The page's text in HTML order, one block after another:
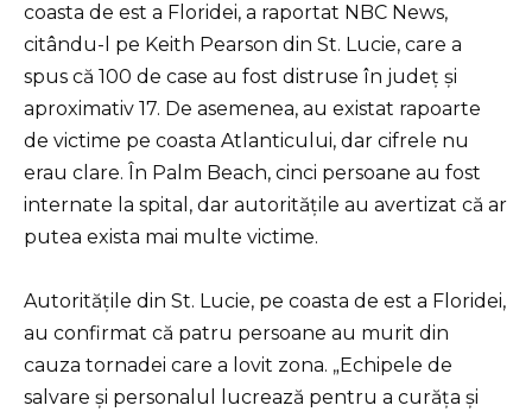
coasta de est a Floridei, a raportat NBC News,
citându-l pe Keith Pearson din St. Lucie, care a
spus că 100 de case au fost distruse în județ și
aproximativ 17. De asemenea, au existat rapoarte
de victime pe coasta Atlanticului, dar cifrele nu
erau clare. În Palm Beach, cinci persoane au fost
internate la spital, dar autoritățile au avertizat că ar
putea exista mai multe victime.
Autoritățile din St. Lucie, pe coasta de est a Floridei,
au confirmat că patru persoane au murit din
cauza tornadei care a lovit zona. „Echipele de
salvare și personalul lucrează pentru a curăța și